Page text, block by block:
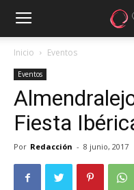
Inicio Eventos
Eventos
Fiesta
Por Redacción - 8 junio, 2017